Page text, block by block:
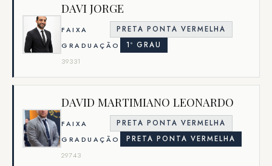
DAVI JORGE
FAIXA
PRETA PONTA VERMELHA
GRADUAÇÃO
1º GRAU
39331
DAVID MARTIMIANO LEONARDO
FAIXA
PRETA PONTA VERMELHA
GRADUAÇÃO
PRETA PONTA VERMELHA
29743